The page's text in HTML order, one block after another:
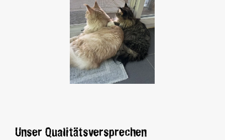
Unser Qualitätsversprechen